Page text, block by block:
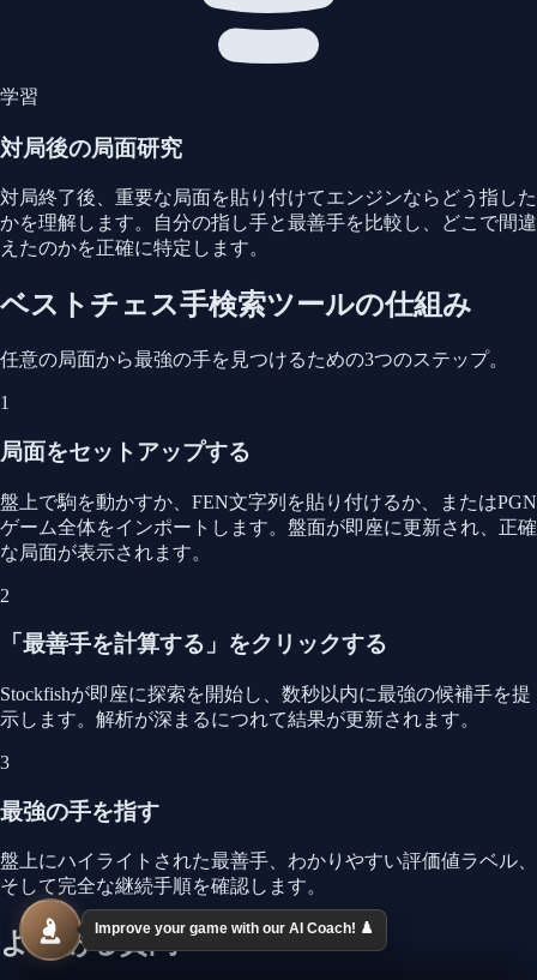
学習
対局後の局面研究
対局終了後、重要な局面を貼り付けてエンジンならどう指した
かを理解します。自分の指し手と最善手を比較し、どこで間違
えたのかを正確に特定します。
ベストチェス手検索ツールの仕組み
任意の局面から最強の手を見つけるための3つのステップ。
1
局面をセットアップする
盤上で駒を動かすか、FEN文字列を貼り付けるか、またはPGN
ゲーム全体をインポートします。盤面が即座に更新され、正確
な局面が表示されます。
2
「最善手を計算する」をクリックする
Stockfishが即座に探索を開始し、数秒以内に最強の候補手を提
示します。解析が深まるにつれて結果が更新されます。
3
最強の手を指す
盤上にハイライトされた最善手、わかりやすい評価値ラベル、
そして完全な継続手順を確認します。
よくある質問Improve your game with our AI Coach! ♟️